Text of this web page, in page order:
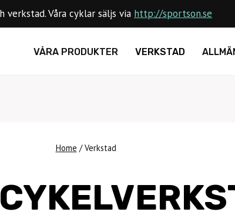
verkstad. Våra cyklar säljs via http://sportson.se
VÅRA PRODUKTER VERKSTAD
Home / Verkstad